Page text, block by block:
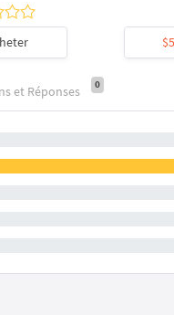
$5
et Réponses 0